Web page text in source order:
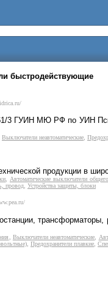
быстродействующие
3 ГУИН МЮ РФ по УИН
Выключатели неавтоматические,
продукции в
, Автоматические выключатели
провод, Устройства защиты, блоки
Выключатели неавтоматические
Предохранители плавкие